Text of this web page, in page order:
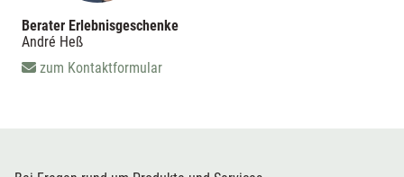
Berater Erlebnisgeschenke
André Heß
zum Kontaktformular